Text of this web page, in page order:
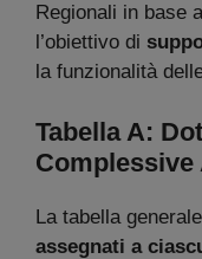
Regionali in base
l’obiettivo di
la funzionalità
Tabella A:
Complessive
La tabella
assegnati a